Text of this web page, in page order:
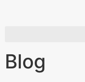
Blog